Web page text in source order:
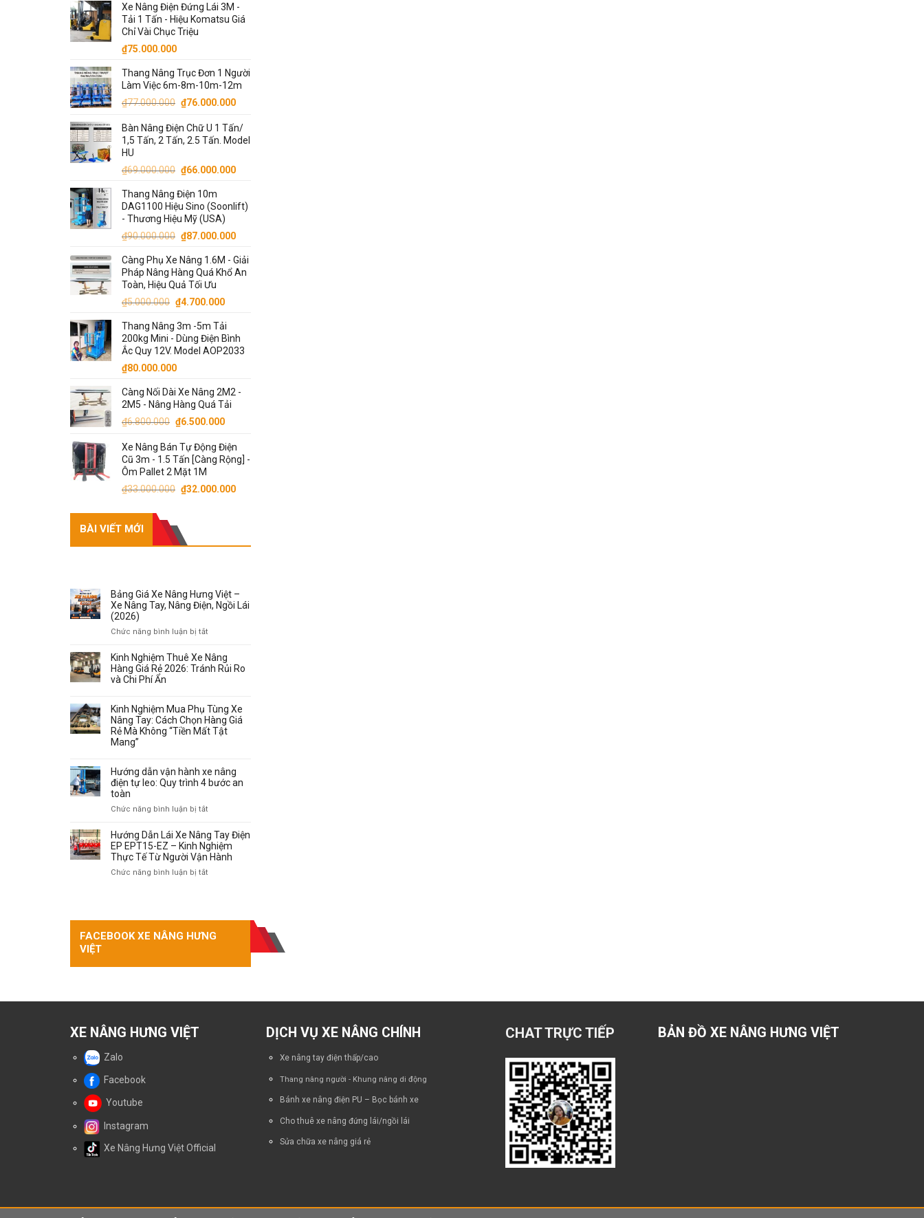
là:
₫7.500.000.
tại
là:
Xe Nâng Điện Đứng Lái 3M -
Tải 1 Tấn - Hiệu Komatsu Giá
Chỉ Vài Chục Triệu
₫75.000.000
Thang Nâng Trục Đơn 1 Người
Làm Việc 6m-8m-10m-12m
₫77.000.000 Giá
là:
₫77.000.000.
₫76.000.000Giá
tại
là:
Bàn Nâng Điện Chữ U 1 Tấn/
1,5 Tấn, 2 Tấn, 2.5 Tấn. Model
HU
₫69.000.000 Giá
là:
₫69.000.000.
₫66.000.000Giá
là:
Thang Nâng Điện 10m
DAG1100 Hiệu Sino (Soonlift)
- Thương Hiệu Mỹ (USA)
₫90.000.000 Giá
là:
₫90.000.000.
₫87.000.000Giá
tại
là:
Càng Phụ Xe Nâng 1.6M - Giải
Pháp Nâng Hàng Quá Khổ An
Toàn, Hiệu Quả Tối Ưu
₫5.000.000 Giá
là:
₫5.000.000.
₫4.700.000Giá
tại
là:
₫4.700.000.
Thang Nâng 3m -5m Tải
200kg Mini - Dùng Điện Bình
Ắc Quy 12V. Model AOP2033
₫80.000.000
Càng Nối Dài Xe Nâng 2M2 -
2M5 - Nâng Hàng Quá Tải
₫6.800.000 Giá
là:
₫6.800.000.
₫6.500.000Giá
tại
là:
Xe Nâng Bán Tự Động Điện
Cũ 3m - 1.5 Tấn [Càng Rộng] -
Ôm Pallet 2 Mặt 1M
₫33.000.000 Giá
₫33.000.000.
₫32.000.000Giá
₫32.000.000.
BÀI VIẾT MỚI
Bảng Giá Xe Nâng Hưng Việt –
Xe Nâng Tay, Nâng Điện, Ngồi Lái
(2026)
Chức năng bình luận bị tắt
Giá
Xe
–
Xe
Nâng
Điện,
Ngồi
Kinh Nghiệm Thuê Xe Nâng
Hàng Giá Rẻ 2026: Tránh Rủi Ro
và Chi Phí Ẩn
Kinh Nghiệm Mua Phụ Tùng Xe
Nâng Tay: Cách Chọn Hàng Giá
Rẻ Mà Không “Tiền Mất Tật
Mang”
Hướng dẫn vận hành xe nâng
điện tự leo: Quy trình 4 bước an
toàn
Chức năng bình luận bị tắt
dẫn
vận
hành
trình
Hướng Dẫn Lái Xe Nâng Tay Điện
EP EPT15-EZ – Kinh Nghiệm
Thực Tế Từ Người Vận Hành
Chức năng bình luận bị tắt
Tay
–
FACEBOOK XE NÂNG HƯNG
VIỆT
XE NÂNG HƯNG VIỆT
Zalo
Facebook
Youtube
Instagram
Xe Nâng Hưng Việt Official
DỊCH VỤ XE NÂNG CHÍNH
Xe nâng tay điện thấp/cao
Thang nâng người - Khung nâng di động
Bánh xe nâng điện PU – Bọc bánh xe
Cho thuê xe nâng đứng lái/ngồi lái
Sửa chữa xe nâng giá rẻ
CHAT TRỰC TIẾP BẢN ĐỒ XE NÂNG HƯNG VIỆT